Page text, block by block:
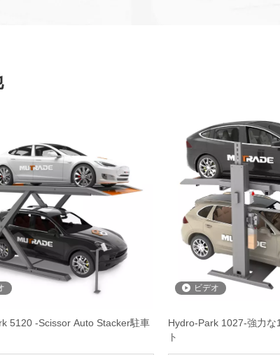
5120 -Scissor Auto Stacker駐車
ビデオ
Hydro-Park 1027-強力な
ト